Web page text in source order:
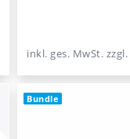
inkl. ges. MwSt. zzgl.
Bundle